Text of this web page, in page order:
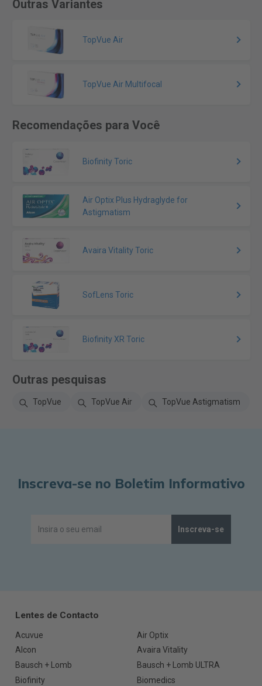
Outras Variantes
TopVue Air
TopVue Air Multifocal
Recomendações para Você
Biofinity Toric
Air Optix Plus Hydraglyde for
Astigmatism
Avaira Vitality Toric
SofLens Toric
Biofinity XR Toric
Outras pesquisas
TopVue TopVue Air TopVue Astigmatism
Inscreva-se no Boletim Informativo
Inscreva-se
Lentes de Contacto
Acuvue
Air Optix
Alcon
Avaira Vitality
Bausch + Lomb
Bausch + Lomb ULTRA
Biofinity
Biomedics